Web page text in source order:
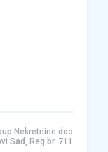
Nekretnine doo
Sad, Reg.br. 711